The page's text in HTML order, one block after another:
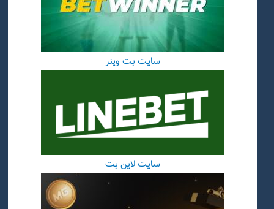
سایت بت وینر
سایت لاین بت